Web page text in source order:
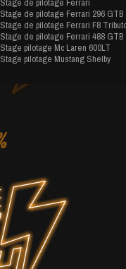
Stage de pilotage Ferrari 296 GTB
Stage de pilotage Ferrari F8
Stage de pilotage Ferrari 488 GTB
Stage pilotage Mc Laren 600LT
Stage pilotage Mustang Shelby